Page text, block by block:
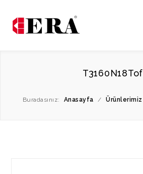
T3160N18Tof
Buradasınız: Anasayfa / Ürünlerimiz